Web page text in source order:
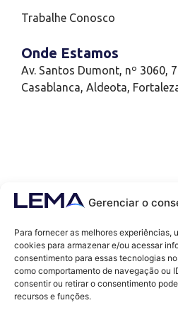
Gerenciar o
Para fornecer as melhores experiências,
cookies para armazenar e/ou acessar
consentimento para essas tecnologias
como comportamento de navegação ou
consentir ou retirar o consentimento
recursos e funções.
Trabalhe Conosco
Onde Estamos
Av. Santos Dumont, nº 3060,
Casablanca, Aldeota,
Contatos
contato@lemaef.com.br